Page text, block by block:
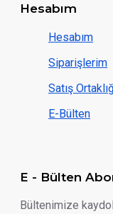
Hesabım
Hesabım
Siparişlerim
Satış
E-Bülten
E - Bülten
Bültenimize